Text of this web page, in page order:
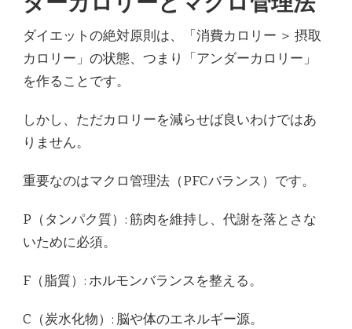
ダイエットの絶対原則は、「消費カロリー ＞ 摂取
カロリー」の状態、つまり「アンダーカロリー」
を作ることです。
しかし、ただカロリーを減らせば良いわけではあ
りません。
重要なのはマクロ管理法（PFCバランス）です。
P（タンパク質）: 筋肉を維持し、代謝を落とさな
いために必須。
F（脂質）: ホルモンバランスを整える。
C（炭水化物）: 脳や体のエネルギー源。